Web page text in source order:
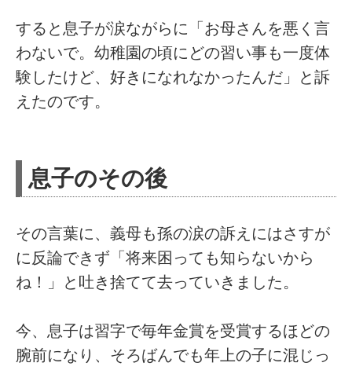
すると息子が涙ながらに「お母さんを悪く言
わないで。幼稚園の頃にどの習い事も一度体
験したけど、好きになれなかったんだ」と訴
えたのです。
息子のその後
その言葉に、義母も孫の涙の訴えにはさすが
に反論できず「将来困っても知らないから
ね！」と吐き捨てて去っていきました。
今、息子は習字で毎年金賞を受賞するほどの
腕前になり、そろばんでも年上の子に混じっ